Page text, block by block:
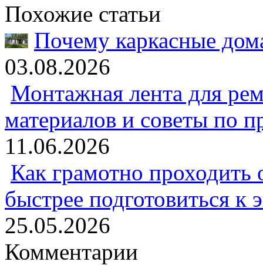
Похожие статьи
Почему каркасные
03.08.2026
Монтажная лента для
материалов и советы по
11.06.2026
Как грамотно проходить
быстрее подготовиться к
25.05.2026
Комментарии